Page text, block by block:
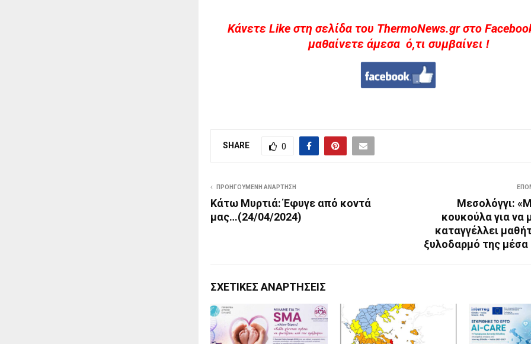
Kάνετε Like στη σελίδα του ThermoNews.gr στο
μαθαίνετε άμεσα ό,τι συμβαίνει !
SHARE 0
ΠΡΟΗΓΟΎΜΕΝΗ ΑΝΆΡΤΗΣΗ
Κάτω Μυρτιά: Έφυγε από κοντά
μας…(24/04/2024)
Μεσολόγγι:
κουκούλα για να
καταγγέλλει
ξυλοδαρμό της μέσα
ΣΧΕΤΙΚΈΣ ΑΝΑΡΤΉΣΕΙΣ